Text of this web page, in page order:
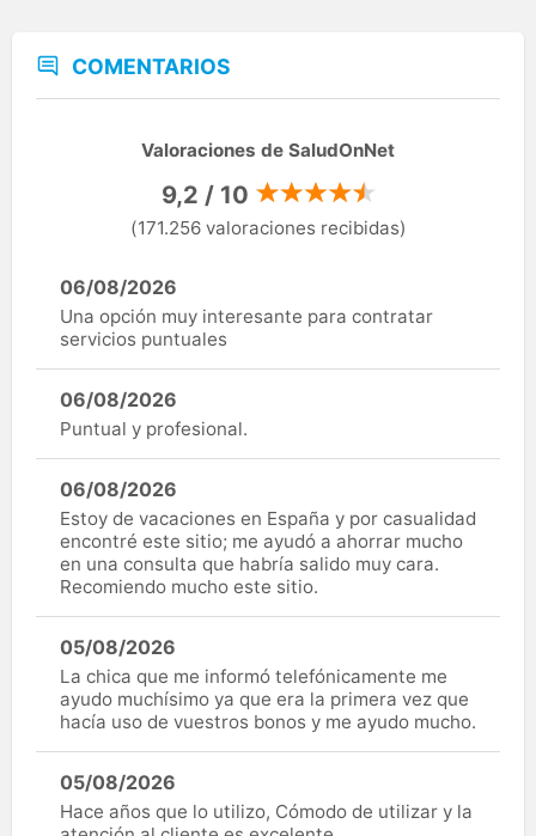
COMENTARIOS
Valoraciones de SaludOnNet
9,2 / 10
(171.256 valoraciones recibidas)
06/08/2026
Una opción muy interesante para contratar
servicios puntuales
06/08/2026
Puntual y profesional.
06/08/2026
Estoy de vacaciones en España y por casualidad
encontré este sitio; me ayudó a ahorrar mucho
en una consulta que habría salido muy cara.
Recomiendo mucho este sitio.
05/08/2026
La chica que me informó telefónicamente me
ayudo muchísimo ya que era la primera vez que
hacía uso de vuestros bonos y me ayudo mucho.
05/08/2026
Hace años que lo utilizo, Cómodo de utilizar y la